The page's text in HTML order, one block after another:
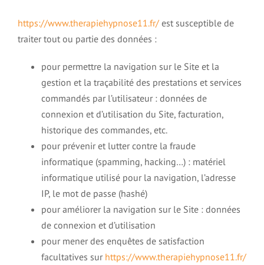
https://www.therapiehypnose11.fr/est susceptible de
traiter tout ou partie des données :
pour permettre la navigation sur le Site et la
gestion et la traçabilité des prestations et services
commandés par l’utilisateur : données de
connexion et d’utilisation du Site, facturation,
historique des commandes, etc.
pour prévenir et lutter contre la fraude
informatique (spamming, hacking…) : matériel
informatique utilisé pour la navigation, l’adresse
IP, le mot de passe (hashé)
pour améliorer la navigation sur le Site : données
de connexion et d’utilisation
pour mener des enquêtes de satisfaction
facultatives sur https://www.therapiehypnose11.fr/